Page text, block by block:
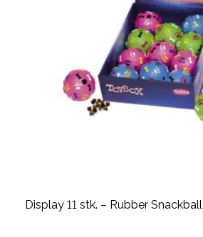
Display 11 stk. – Rubber Snackball